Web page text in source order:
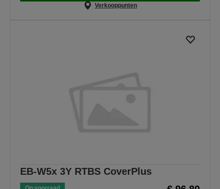
Verkooppunten
EB-W5x 3Y RTBS CoverPlus